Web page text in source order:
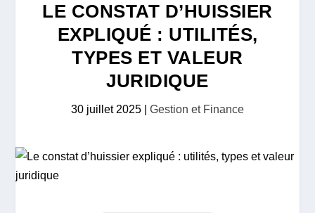
LE CONSTAT D’HUISSIER
EXPLIQUÉ : UTILITÉS,
TYPES ET VALEUR
JURIDIQUE
30 juillet 2025 Gestion et Finance